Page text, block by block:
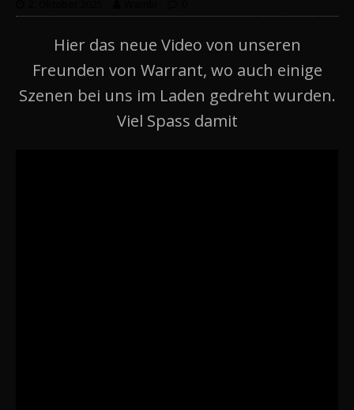
Hier das neue Video von unseren
Freunden von Warrant, wo auch einige
Szenen bei uns im Laden gedreht wurden.
Viel Spass damit